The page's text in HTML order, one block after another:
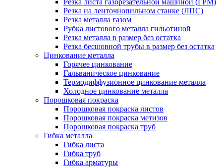
Резка листа газорезательной машиной (ГРМ)
Резка на ленточнопильном станке (ЛПС)
Резка металла газом
Рубка листового металла гильотиной
Резка металла в размер без остатка
Резка бесшовной трубы в размер без остатка
Цинкование металла
Горячее цинкование
Гальваническое цинкование
Термодиффузионное цинкование металла
Холодное цинкование металла
Порошковая покраска
Порошковая покраска листов
Порошковая покраска метизов
Порошковая покраска труб
Гибка металла
Гибка листа
Гибка труб
Гибка арматуры